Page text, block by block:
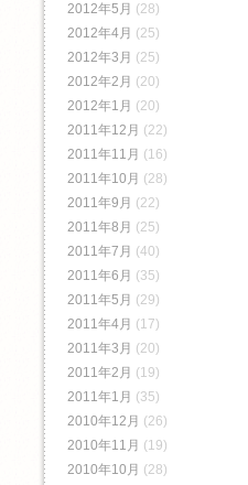
2012年5月 (28)
2012年4月 (25)
2012年3月 (25)
2012年2月 (20)
2012年1月 (20)
2011年12月 (22)
2011年11月 (16)
2011年10月 (28)
2011年9月 (22)
2011年8月 (25)
2011年7月 (40)
2011年6月 (35)
2011年5月 (29)
2011年4月 (17)
2011年3月 (20)
2011年2月 (19)
2011年1月 (35)
2010年12月 (26)
2010年11月 (19)
2010年10月 (28)